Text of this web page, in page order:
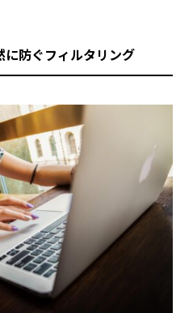
防ぐフィルタリング